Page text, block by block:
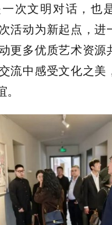
次文明对话，也
活动为新起点，进
更多优质艺术资源
流中感受文化之美